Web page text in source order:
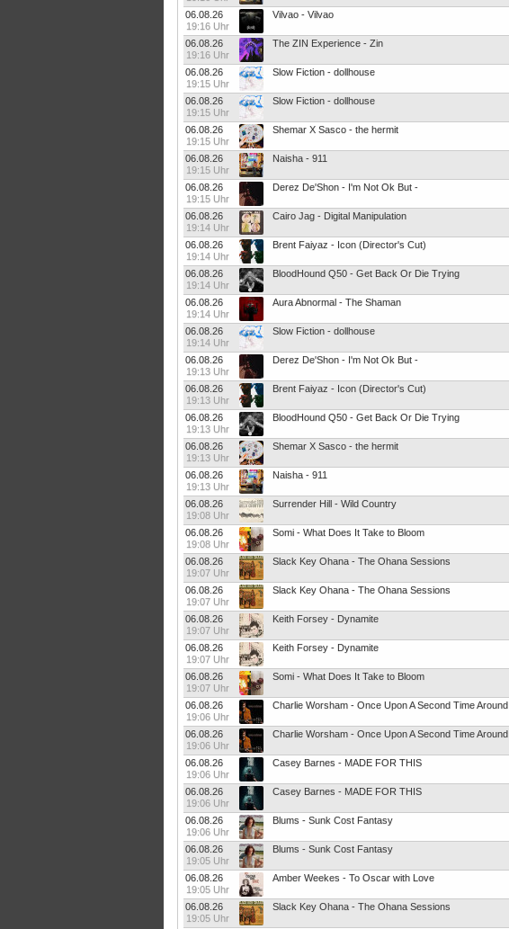
06.08.26
19:16 Uhr
Vilvao - Vilvao
06.08.26
19:16 Uhr
The ZIN Experience - Zin
06.08.26
19:15 Uhr
Slow Fiction - dollhouse
06.08.26
19:15 Uhr
Slow Fiction - dollhouse
06.08.26
19:15 Uhr
Shemar X Sasco - the hermit
06.08.26
19:15 Uhr
Naisha - 911
06.08.26
19:15 Uhr
Derez De'Shon - I'm Not Ok But -
06.08.26
19:14 Uhr
Cairo Jag - Digital Manipulation
06.08.26
19:14 Uhr
Brent Faiyaz - Icon (Director's Cut)
06.08.26
19:14 Uhr
BloodHound Q50 - Get Back Or Die Trying
06.08.26
19:14 Uhr
Aura Abnormal - The Shaman
06.08.26
19:14 Uhr
Slow Fiction - dollhouse
06.08.26
19:13 Uhr
Derez De'Shon - I'm Not Ok But -
06.08.26
19:13 Uhr
Brent Faiyaz - Icon (Director's Cut)
06.08.26
19:13 Uhr
BloodHound Q50 - Get Back Or Die Trying
06.08.26
19:13 Uhr
Shemar X Sasco - the hermit
06.08.26
19:13 Uhr
Naisha - 911
06.08.26
19:08 Uhr
Surrender Hill - Wild Country
06.08.26
19:08 Uhr
Somi - What Does It Take to Bloom
06.08.26
19:07 Uhr
Slack Key Ohana - The Ohana Sessions
06.08.26
19:07 Uhr
Slack Key Ohana - The Ohana Sessions
06.08.26
19:07 Uhr
Keith Forsey - Dynamite
06.08.26
19:07 Uhr
Keith Forsey - Dynamite
06.08.26
19:07 Uhr
Somi - What Does It Take to Bloom
06.08.26
19:06 Uhr
Charlie Worsham - Once Upon A Second Time Around
06.08.26
19:06 Uhr
Charlie Worsham - Once Upon A Second Time Around
06.08.26
19:06 Uhr
Casey Barnes - MADE FOR THIS
06.08.26
19:06 Uhr
Casey Barnes - MADE FOR THIS
06.08.26
19:06 Uhr
Blums - Sunk Cost Fantasy
06.08.26
19:05 Uhr
Blums - Sunk Cost Fantasy
06.08.26
19:05 Uhr
Amber Weekes - To Oscar with Love
06.08.26
19:05 Uhr
Slack Key Ohana - The Ohana Sessions